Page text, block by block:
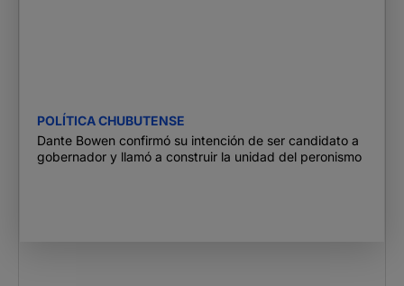
POLÍTICA CHUBUTENSE
Dante Bowen confirmó su intención de ser candidato a
gobernador y llamó a construir la unidad del peronismo